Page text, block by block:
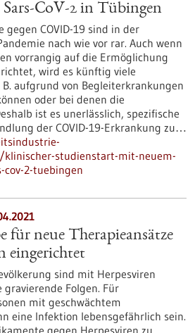
CoV-2 in Tübingen
gegen COVID-19 sind in der
nach wie vor rar. Auch wenn
vorrangig auf die Ermöglichung
wird es künftig viele
B. aufgrund von Begleiterkrankungen
oder bei denen die
ist es unerlässlich, spezifische
der COVID-19-Erkrankung zu…
studienstart-mit-neuem-
cov-2-tuebingen
für neue Therapieansätze
eingerichtet
sind mit Herpesviren
Folgen. Für
mit geschwächtem
eine Infektion lebensgefährlich sein.
gegen Herpesviren zu